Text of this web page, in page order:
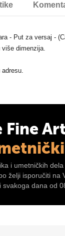
- Put za versaj -
dimenzija.
adresu.
Fine Art
i umetničkih
želji isporučiti na
svakoga dana od